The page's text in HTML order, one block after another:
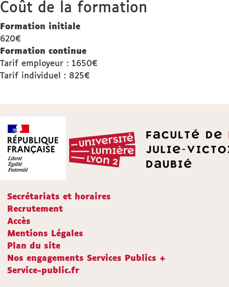
Coût de la formation
Formation initiale
620€
Formation continue
Tarif employeur : 1650€
Tarif individuel : 825€
Secrétariats et horaires
Recrutement
Accès
Mentions Légales
Plan du site
Nos engagements Services Publics +
Service-public.fr